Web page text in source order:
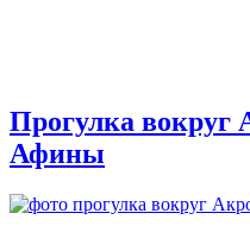
Прогулка вокруг
Афины